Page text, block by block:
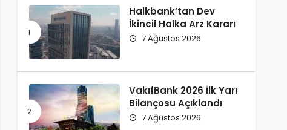
Halkbank’tan Dev
İkincil Halka Arz Kararı
7 Ağustos 2026
VakıfBank 2026 İlk Yarı
Bilançosu Açıklandı
7 Ağustos 2026